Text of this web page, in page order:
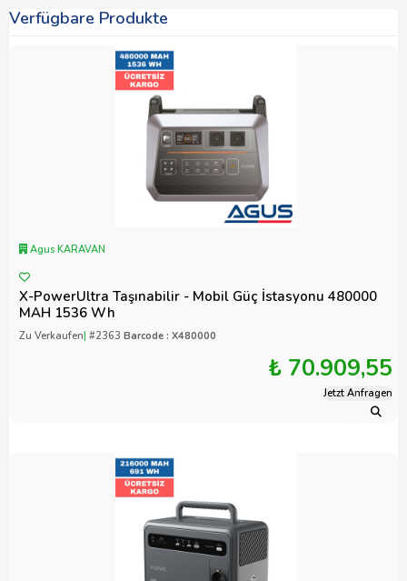
Verfügbare Produkte
Agus KARAVAN
X-PowerUltra Taşınabilir - Mobil Güç İstasyonu 480000
MAH 1536 Wh
Zu Verkaufen| #2363 Barcode : X480000
₺ 70.909,55
Jetzt Anfragen